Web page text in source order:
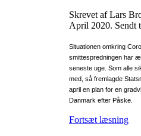
Skrevet af Lars
April 2020. Sendt
Situationen omkring
smittespredningen har
seneste uge. Som alle
med, så fremlagde
april en plan for en
Danmark efter Påske.
Fortsæt læsning